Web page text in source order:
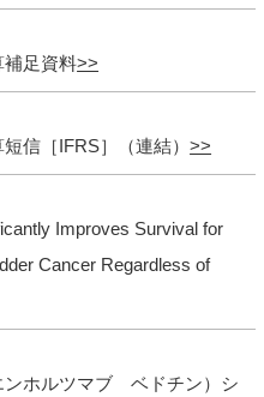
補足資料
信［IFRS］（連結）
Improves Survival for
Cancer Regardless of
ンホルツマブ ベドチン）シ